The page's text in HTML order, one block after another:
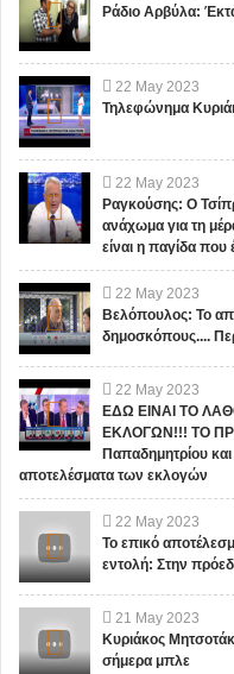
Ράδιο Αρβύλα:
22 May 2023
Τηλεφώνημα
22 May 2023
Ραγκούσης: Ο
ανάχωμα για τη
είναι η παγίδα που
22 May 2023
Βελόπουλος: Το
δημοσκόπους....
22 May 2023
ΕΔΩ ΕΙΝΑΙ ΤΟ
ΕΚΛΟΓΩΝ!!! ΤΟ
Παπαδημητρίου
αποτελέσματα των εκλογών
22 May 2023
Το επικό
εντολή: Στην
21 May 2023
Κυριάκος
σήμερα μπλε